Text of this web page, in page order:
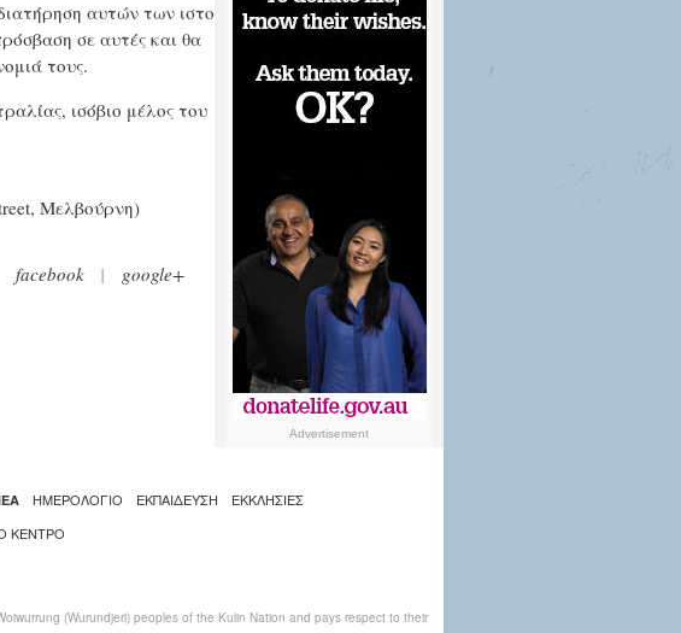
αυτών των ιστοριών
σε αυτές και θα
τους.
ισόβιο μέλος του
Μελβούρνη)
facebook | google+
Advertisement
ΗΜΕΡΟΛΟΓΙΟ ΕΚΠΑΙΔΕΥΣΗ
ΕΚΚΛΗΣΙΕΣ
ΚΈΝΤΡΟ
(Wurundjeri) peoples of the Kulin Nation and pays respect to their